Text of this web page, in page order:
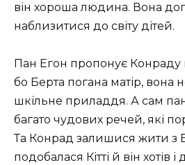
він хороша людина. Вона
наблизитися до світу дітей.
Пан Егон пропонує Конраду
бо Берта погана матір, вона
шкільне приладдя. А сам
багато чудових речей, які
Та Конрад залишися жити з
подобалася Кітті й він хотів і